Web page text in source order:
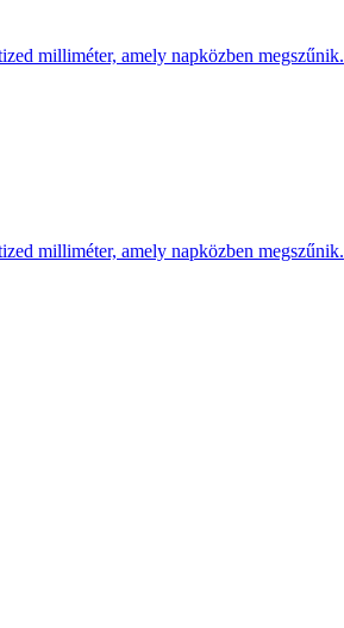
milliméter, amely napközben megszűnik.
milliméter, amely napközben megszűnik.